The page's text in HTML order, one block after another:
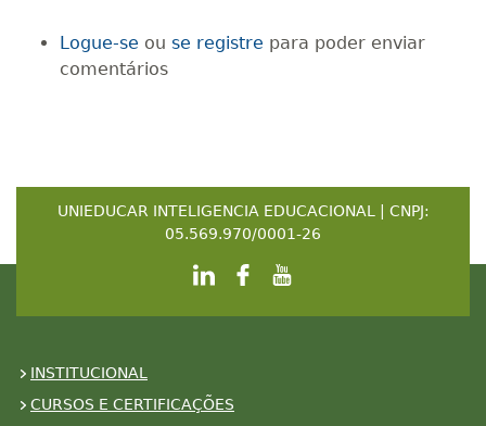
Logue-se ou se registre para poder enviar
comentários
UNIEDUCAR INTELIGENCIA EDUCACIONAL | CNPJ:
05.569.970/0001-26
INSTITUCIONAL
CURSOS E CERTIFICAÇÕES